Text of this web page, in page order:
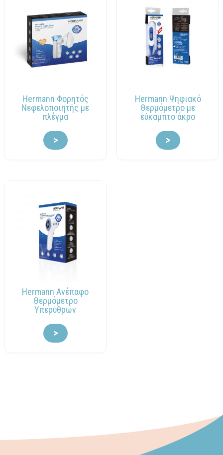
Hermann Φορητός
Νεφελοποιητής με
πλέγμα
>
Hermann Ψηφιακό
Θερμόμετρο με
εύκαμπτο άκρο
>
Hermann Ανέπαφο
Θερμόμετρο
Υπερύθρων
>